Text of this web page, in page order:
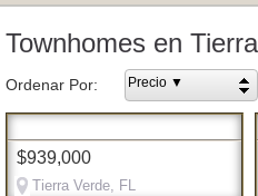
Townhomes en
Ordenar Por: Precio ▼
$939,000
Tierra Verde, FL